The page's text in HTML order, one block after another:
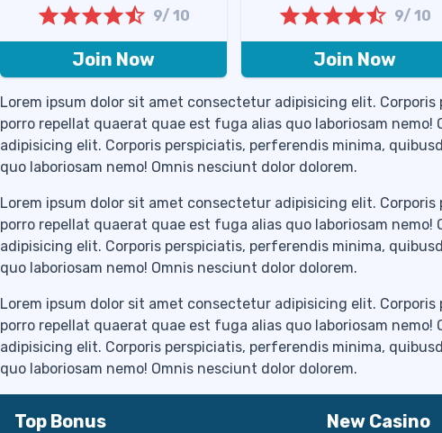
9/ 10
Join Now
9/ 10
Join Now
Lorem ipsum dolor sit amet consectetur adipisicing elit.
porro repellat quaerat quae est fuga alias quo laboriosam
adipisicing elit. Corporis perspiciatis, perferendis minima,
quo laboriosam nemo! Omnis nesciunt dolor dolorem.
Lorem ipsum dolor sit amet consectetur adipisicing elit.
porro repellat quaerat quae est fuga alias quo laboriosam
adipisicing elit. Corporis perspiciatis, perferendis minima,
quo laboriosam nemo! Omnis nesciunt dolor dolorem.
Lorem ipsum dolor sit amet consectetur adipisicing elit.
porro repellat quaerat quae est fuga alias quo laboriosam
adipisicing elit. Corporis perspiciatis, perferendis minima,
quo laboriosam nemo! Omnis nesciunt dolor dolorem.
Top Bonus New Casino